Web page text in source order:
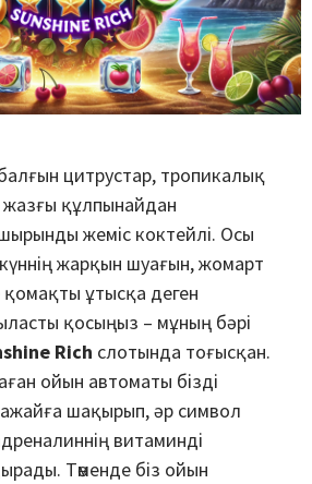
балғын цитрустар, тропикалық
жазғы құлпынайдан
жеміс коктейлі. Осы
күннің жарқын шуағын, жомарт
ұтысқа деген
қосыңыз – мұның бәрі
Rich слотында тоғысқан.
ойын автоматы бізді
шақырып, әр символ
витаминді
Төменде біз ойын